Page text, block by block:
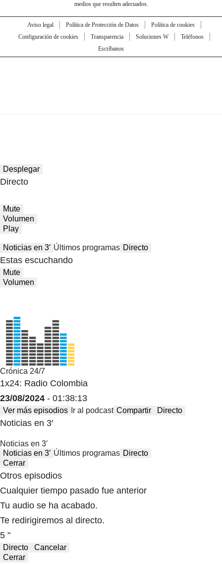
medios que resulten adecuados.
Aviso legal Política de Protección de Datos
Política de cookies
Configuración de cookies
Transparencia Soluciones W
Teléfonos
Escríbanos
Desplegar
Directo
Mute
Volumen
Play
Noticias en 3′ Últimos programas Directo
Estas escuchando
Mute
Volumen
Crónica 24/7
1x24: Radio Colombia
23/08/2024 - 01:38:13
Ver más episodios Ir al podcast Compartir Directo
Noticias en 3′
Noticias en 3′
Noticias en 3′ Últimos programas Directo
Cerrar
Otros episodios
Cualquier tiempo pasado fue anterior
Tu audio se ha acabado.
Te redirigiremos al directo.
5 "
Directo
Cancelar
Cerrar